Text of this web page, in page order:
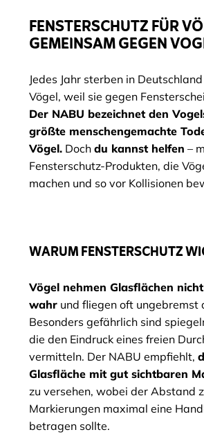
FENSTERSCHUTZ FÜR
GEMEINSAM GEGEN
Jedes Jahr sterben in
Vögel, weil sie gegen
Der NABU bezeichnet den
größte menschengemachte
Vögel. Doch du kannst helfen –
Fensterschutz-Produkten, die
machen und so vor Kollisionen
WARUM FENSTERSCHUTZ
Vögel nehmen Glasflächen
wahr und fliegen oft ungebremst
Besonders gefährlich sind
die den Eindruck eines freien
vermitteln. Der NABU empfiehlt,
Glasfläche mit gut sichtbaren
zu versehen, wobei der Abstand
Markierungen maximal eine
betragen sollte.